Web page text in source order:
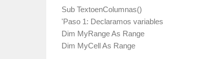
Sub TextoenColumnas()
'Paso 1: Declaramos variables
Dim MyRange As Range
Dim MyCell As Range